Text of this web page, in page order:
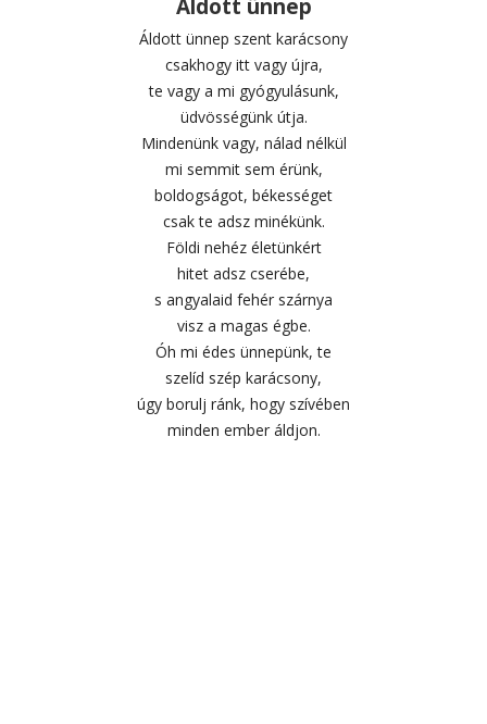
Áldott ünnep
Áldott ünnep szent karácsony
csakhogy itt vagy újra,
te vagy a mi gyógyulásunk,
üdvösségünk útja.
Mindenünk vagy, nálad nélkül
mi semmit sem érünk,
boldogságot, békességet
csak te adsz minékünk.
Földi nehéz életünkért
hitet adsz cserébe,
s angyalaid fehér szárnya
visz a magas égbe.
Óh mi édes ünnepünk, te
szelíd szép karácsony,
úgy borulj ránk, hogy szívében
minden ember áldjon.